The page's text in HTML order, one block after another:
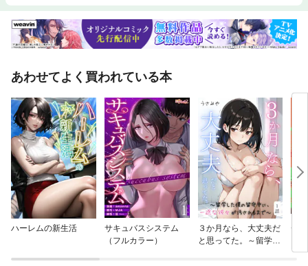
あわせてよく買われている本
ハーレムの新生活
サキュバスシステム
（フルカラー）
３か月なら、大丈夫だ
と思ってた。～留学し
チ